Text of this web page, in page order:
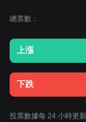
總票數：
上漲
下跌
投票數據每 24 小時更